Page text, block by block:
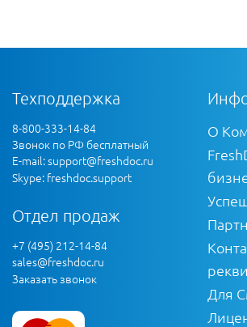
Техподдержка
8-800-333-14-84
Звонок по РФ бесплатный
E-mail:support@freshdoc.ru
Skype: freshdoc.support
Отдел продаж
+7 (495) 212-14-84
sales@freshdoc.ru
Заказать звонок
О
Для